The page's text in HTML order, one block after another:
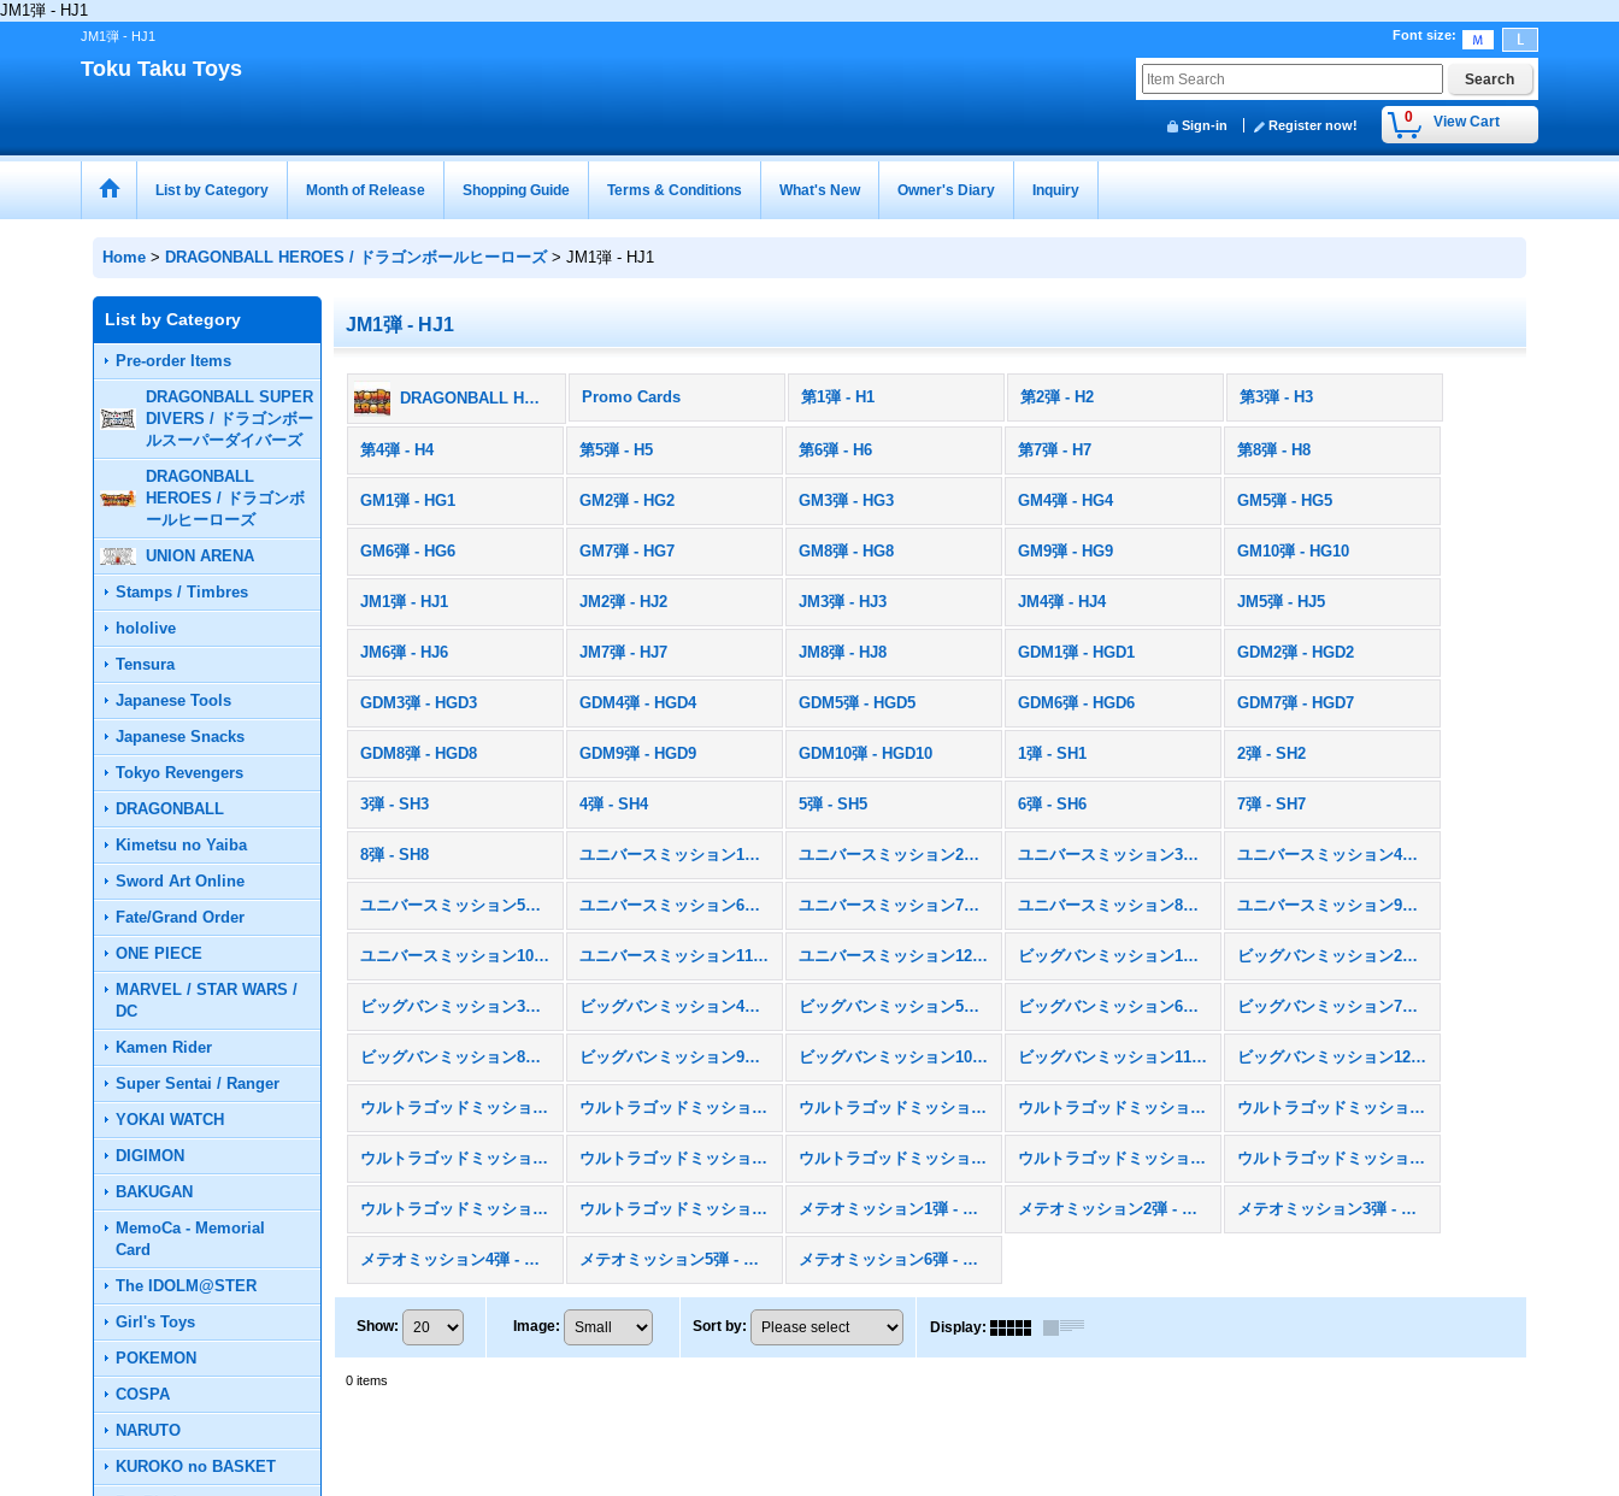
JM1弾 - HJ1
JM1弾 - HJ1 Font size:
Toku Taku Toys
0 View Cart
Sign-in Register now!
List by Category Month of Release Shopping Guide Terms & Conditions What's New Owner's Diary Inquiry
Home > DRAGONBALL HEROES / ドラゴンボールヒーローズ > JM1弾 - HJ1
List by Category
Pre-order Items
DRAGONBALL SUPER
DIVERS / ドラゴンボー
ルスーパーダイバーズ
DRAGONBALL
HEROES / ドラゴンボ
ールヒーローズ
UNION ARENA
Stamps / Timbres
hololive
Tensura
Japanese Tools
Japanese Snacks
Tokyo Revengers
DRAGONBALL
Kimetsu no Yaiba
Sword Art Online
Fate/Grand Order
ONE PIECE
MARVEL / STAR WARS /
DC
Kamen Rider
Super Sentai / Ranger
YOKAI WATCH
DIGIMON
BAKUGAN
MemoCa - Memorial
Card
The IDOLM@STER
Girl's Toys
POKEMON
COSPA
NARUTO
KUROKO no BASKET
JM1弾 - HJ1
DRAGONBALL HEROES / ドラゴンボールヒーローズ (All Products) Promo Cards 第1弾 - H1 第2弾 - H2 第3弾 - H3
第4弾 - H4 第5弾 - H5 第6弾 - H6 第7弾 - H7 第8弾 - H8
GM1弾 - HG1 GM2弾 - HG2 GM3弾 - HG3 GM4弾 - HG4 GM5弾 - HG5
GM6弾 - HG6 GM7弾 - HG7 GM8弾 - HG8 GM9弾 - HG9 GM10弾 - HG10
JM1弾 - HJ1 JM2弾 - HJ2 JM3弾 - HJ3 JM4弾 - HJ4 JM5弾 - HJ5
JM6弾 - HJ6 JM7弾 - HJ7 JM8弾 - HJ8 GDM1弾 - HGD1 GDM2弾 - HGD2
GDM3弾 - HGD3 GDM4弾 - HGD4 GDM5弾 - HGD5 GDM6弾 - HGD6 GDM7弾 - HGD7
GDM8弾 - HGD8 GDM9弾 - HGD9 GDM10弾 - HGD10 1弾 - SH1 2弾 - SH2
3弾 - SH3 4弾 - SH4 5弾 - SH5 6弾 - SH6 7弾 - SH7
8弾 - SH8 ユニバースミッション1弾 - UM1 ユニバースミッション2弾 - UM2 ユニバースミッション3弾 - UM3 ユニバースミッション4弾 - UM4
ユニバースミッション5弾 - UM5 ユニバースミッション6弾 - UM6 ユニバースミッション7弾 - UM7 ユニバースミッション8弾 - UM8 ユニバースミッション9弾 - UM9
ユニバースミッション10弾 - UM10 ユニバースミッション11弾 - UM11 ユニバースミッション12弾 - UM12 ビッグバンミッション1弾 - BM1 ビッグバンミッション2弾 - BM2
ビッグバンミッション3弾 - BM3 ビッグバンミッション4弾 - BM4 ビッグバンミッション5弾 - BM5 ビッグバンミッション6弾 - BM6 ビッグバンミッション7弾 - BM7
ビッグバンミッション8弾 - BM8 ビッグバンミッション9弾 - BM9 ビッグバンミッション10弾 - BM10 ビッグバンミッション11弾 - BM11 ビッグバンミッション12弾 - BM12
ウルトラゴッドミッション1弾 - UGM1 ウルトラゴッドミッション2弾 - UGM2 ウルトラゴッドミッション3弾 - UGM3 ウルトラゴッドミッション4弾 - UGM4 ウルトラゴッドミッション5弾 - UGM5
ウルトラゴッドミッション6弾 - UGM6 ウルトラゴッドミッション7弾 - UGM7 ウルトラゴッドミッション8弾 - UGM8 ウルトラゴッドミッション9弾 - UGM9 ウルトラゴッドミッション10弾 - UGM10
ウルトラゴッドミッション11弾 - UGM11 ウルトラゴッドミッション12弾 - UGM12 メテオミッション1弾 - MM1 メテオミッション2弾 - MM2 メテオミッション3弾 - MM3
メテオミッション4弾 - MM4 メテオミッション5弾 - MM5 メテオミッション6弾 - MM6
Show: Image: Sort by: Display:
0 items